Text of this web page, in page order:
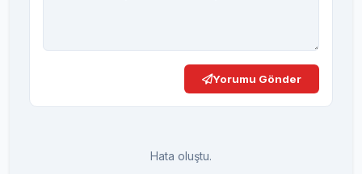
Yorumu Gönder
Hata oluştu.